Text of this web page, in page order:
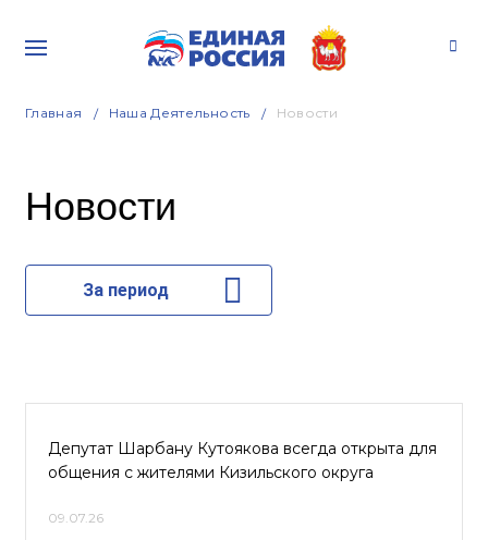
Главная Наша Деятельность Новости
Новости
За период
Депутат Шарбану Кутоякова всегда открыта для
общения с жителями Кизильского округа
09.07.26